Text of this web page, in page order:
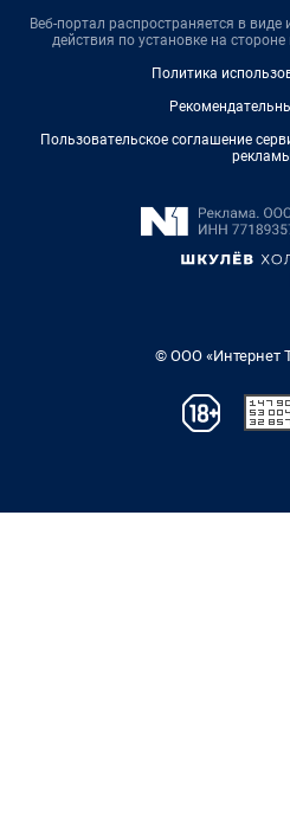
Веб-портал распространяется в виде
действия по установке на
Политика
Пользовательское соглашение
© ООО «Интернет